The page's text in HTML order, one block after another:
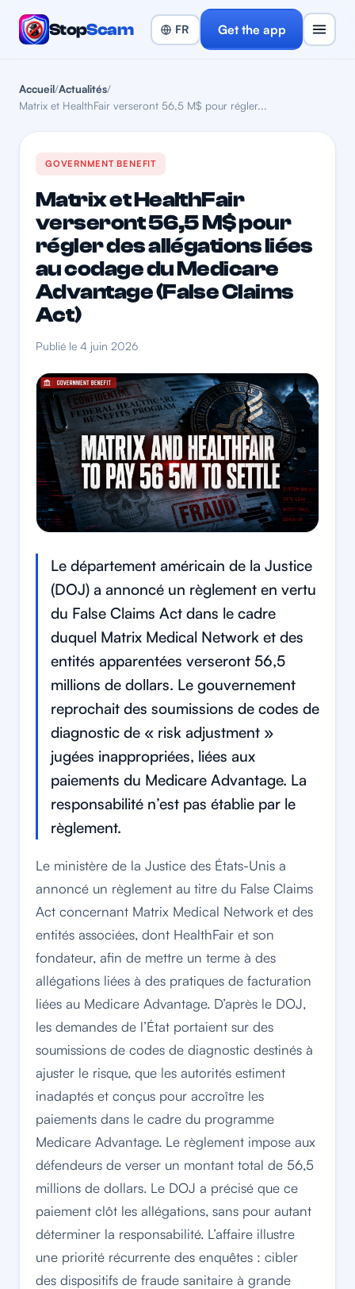
StopScam Get the app
Accueil/Actualités/
Matrix et HealthFair verseront 56,5 M$ pour régler...
GOVERNMENT BENEFIT
Matrix et HealthFair
verseront 56,5 M$ pour
régler des allégations liées
au codage du Medicare
Advantage (False Claims
Act)
Publié le 4 juin 2026
Le département américain de la Justice
(DOJ) a annoncé un règlement en vertu
du False Claims Act dans le cadre
duquel Matrix Medical Network et des
entités apparentées verseront 56,5
millions de dollars. Le gouvernement
reprochait des soumissions de codes de
diagnostic de « risk adjustment »
jugées inappropriées, liées aux
paiements du Medicare Advantage. La
responsabilité n’est pas établie par le
règlement.
Le ministère de la Justice des États-Unis a
annoncé un règlement au titre du False Claims
Act concernant Matrix Medical Network et des
entités associées, dont HealthFair et son
fondateur, afin de mettre un terme à des
allégations liées à des pratiques de facturation
liées au Medicare Advantage. D’après le DOJ,
les demandes de l’État portaient sur des
soumissions de codes de diagnostic destinés à
ajuster le risque, que les autorités estiment
inadaptés et conçus pour accroître les
paiements dans le cadre du programme
Medicare Advantage. Le règlement impose aux
défendeurs de verser un montant total de 56,5
millions de dollars. Le DOJ a précisé que ce
paiement clôt les allégations, sans pour autant
déterminer la responsabilité. L’affaire illustre
une priorité récurrente des enquêtes : cibler
des dispositifs de fraude sanitaire à grande